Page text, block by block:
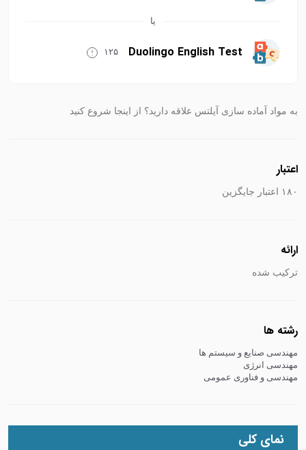
Duolingo English Test ۱۲۵
به مواد آماده سازی آیلتس علاقه دارید؟ از اینجا شروع کنید
اعتبار
۱۸۰ اعتبار جایگزین
ارائه
ترکیب شده
رشته ها
مهندسی صنایع و سیستم ها
مهندسی انرژی
مهندسی و فناوری عمومی
نمای کلی